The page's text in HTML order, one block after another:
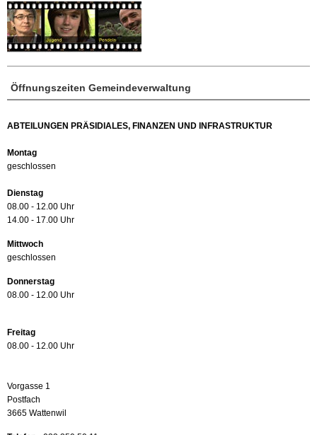
Öffnungszeiten Gemeindeverwaltung
ABTEILUNGEN PRÄSIDIALES, FINANZEN UND INFRASTRUKTUR
Montag
geschlossen
Dienstag
08.00 - 12.00 Uhr
14.00 - 17.00 Uhr
Mittwoch
geschlossen
Donnerstag
08.00 - 12.00 Uhr
Freitag
08.00 - 12.00 Uhr
Vorgasse 1
Postfach
3665 Wattenwil